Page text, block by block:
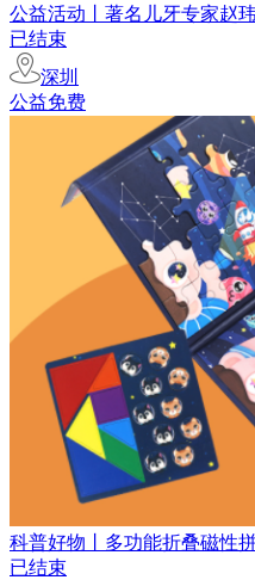
公益活动丨著名儿牙专家赵
已结束
深圳
公益免费
科普好物丨多功能折叠磁性
已结束